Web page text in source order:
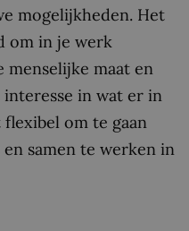
mogelijkheden. Het
om in je werk
maat en
interesse in wat er in
om te gaan
samen te werken in